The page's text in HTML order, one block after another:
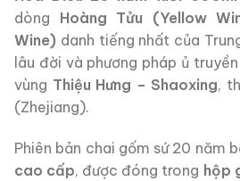
dòng Hoàng Tửu (Yellow
Wine) danh tiếng nhất của
lâu đời và phương pháp ủ
vùng Thiệu Hưng – Shaoxing,
(Zhejiang).
Phiên bản chai gốm sứ 20 năm
cao cấp, được đóng trong hộp